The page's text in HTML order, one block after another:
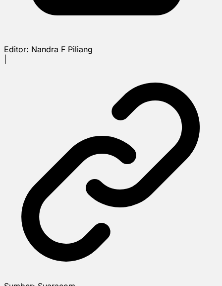
Editor: Nandra F Piliang